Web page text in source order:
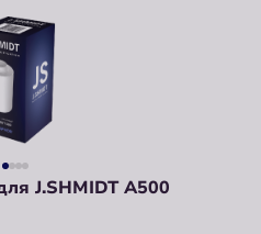
J.SHMIDT A500